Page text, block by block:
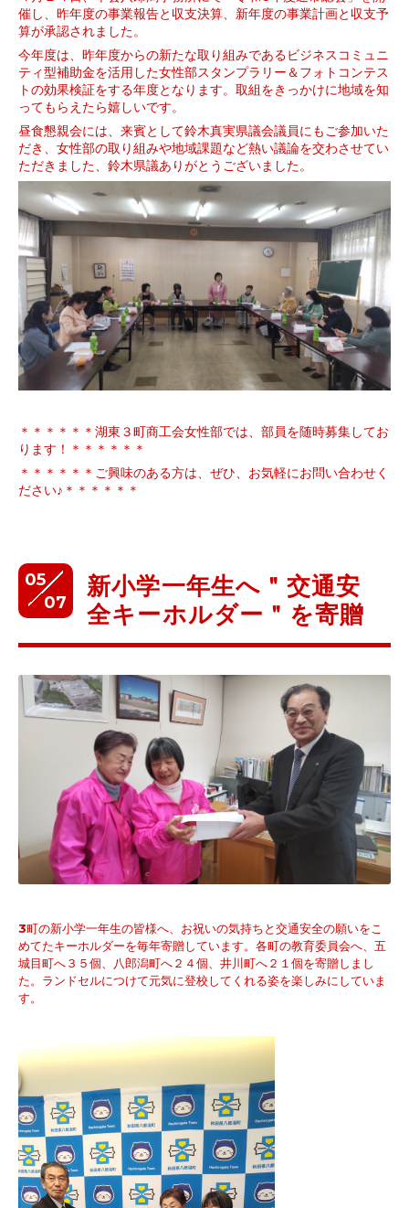
催し、昨年度の事業報告と収支決算、新年度の事業計画と収支予
算が承認されました。
今年度は、昨年度からの新たな取り組みであるビジネスコミュニ
ティ型補助金を活用した女性部スタンプラリー＆フォトコンテス
トの効果検証をする年度となります。取組をきっかけに地域を知
ってもらえたら嬉しいです。
昼食懇親会には、来賓として鈴木真実県議会議員にもご参加いた
だき、女性部の取り組みや地域課題など熱い議論を交わさせてい
ただきました、鈴木県議ありがとうございました。
＊＊＊＊＊＊湖東３町商工会女性部では、部員を随時募集してお
ります！＊＊＊＊＊＊
＊＊＊＊＊＊ご興味のある方は、ぜひ、お気軽にお問い合わせく
ださい♪＊＊＊＊＊＊
05
07
新小学一年生へ＂交通安
全キーホルダー＂を寄贈
3町の新小学一年生の皆様へ、お祝いの気持ちと交通安全の願いをこ
めてたキーホルダーを毎年寄贈しています。各町の教育委員会へ、 五
城目町へ３５個、八郎潟町へ２４個、井川町へ２１個を寄贈しまし
た。ランドセルにつけて元気に登校してくれる姿を楽しみにしていま
す。